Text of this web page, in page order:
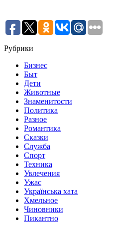
Рубрики
Бизнес
Быт
Дети
Животные
Знаменитости
Политика
Разное
Романтика
Сказки
Служба
Спорт
Техника
Увлечения
Ужас
Українська хата
Хмельное
Чиновники
Пикантно